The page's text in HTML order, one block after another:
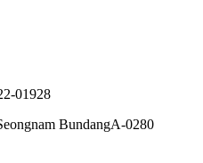
01928
BundangA-0280